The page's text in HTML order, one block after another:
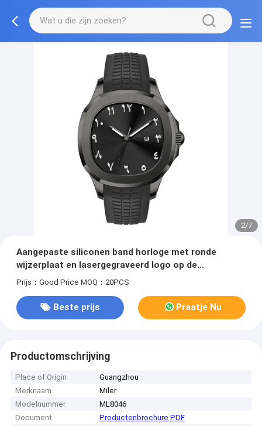
2/7
Aangepaste siliconen band horloge met ronde
wijzerplaat en lasergegraveerd logo op de
achterkant, ontworpen voor bewustwording
Prijs：Good Price MOQ：20PCS
Beste prijs Praatje Nu
Productomschrijving
Place of Origin
Guangzhou
Merknaam
Miler
Modelnummer
ML8046
Document
Productenbrochure PDF